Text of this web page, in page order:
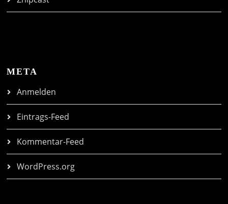
META
Anmelden
Eintrags-Feed
Kommentar-Feed
WordPress.org